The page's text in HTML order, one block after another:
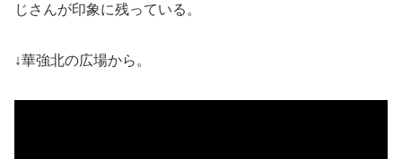
じさんが印象に残っている。
↓華強北の広場から。